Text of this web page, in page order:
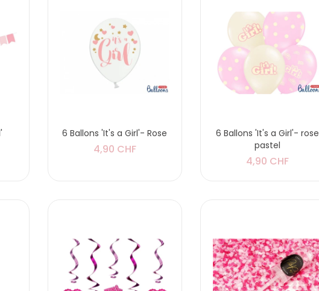
6 Ballons 'It's a Girl'- Rose
4,90 CHF
6 Ballons 'It's a Girl'- rose
pastel
4,90 CHF
Rose